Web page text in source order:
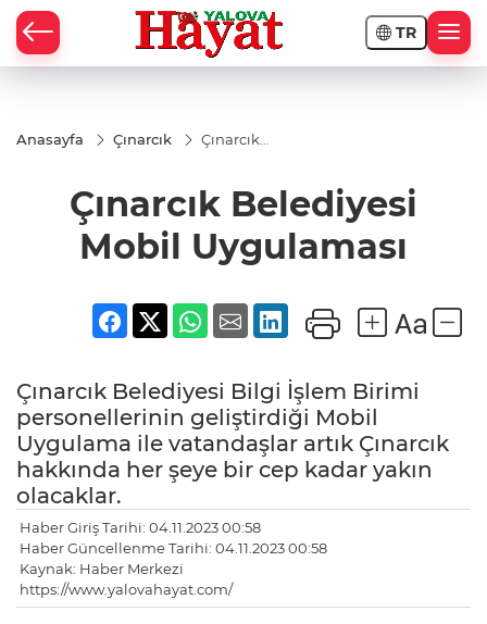
TR
Anasayfa Çınarcık
Çınarcık
Uygulaması
Çınarcık Belediyesi
Mobil Uygulaması
Çınarcık Belediyesi Bilgi İşlem Birimi
personellerinin geliştirdiği Mobil
Uygulama ile vatandaşlar artık Çınarcık
hakkında her şeye bir cep kadar yakın
olacaklar.
Haber Giriş Tarihi: 04.11.2023 00:58
Haber Güncellenme Tarihi: 04.11.2023 00:58
Kaynak: Haber Merkezi
https://www.yalovahayat.com/